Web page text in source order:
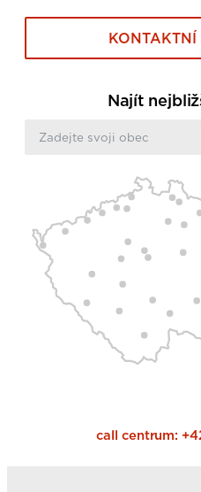
Najít
call centrum: